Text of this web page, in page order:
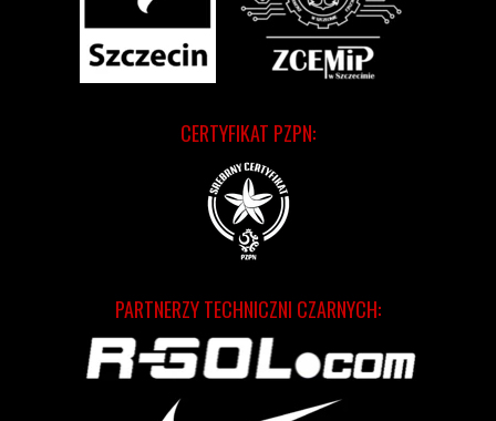
CERTYFIKAT PZPN:
PARTNERZY TECHNICZNI CZARNYCH: